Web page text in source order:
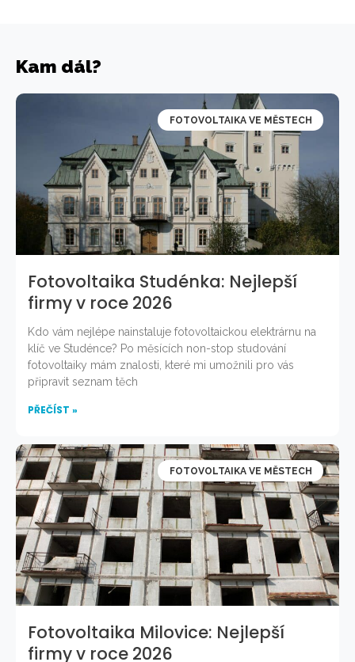
Kam dál?
FOTOVOLTAIKA VE MĚSTECH
Fotovoltaika Studénka: Nejlepší
firmy v roce 2026
Kdo vám nejlépe nainstaluje fotovoltaickou elektrárnu na
klíč ve Studénce? Po měsících non-stop studování
fotovoltaiky mám znalosti, které mi umožnili pro vás
připravit seznam těch
PŘEČÍST »
FOTOVOLTAIKA VE MĚSTECH
Fotovoltaika Milovice: Nejlepší
firmy v roce 2026